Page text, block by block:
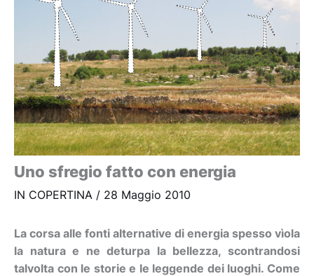
Uno sfregio fatto con energia
IN COPERTINA / 28 Maggio 2010
La corsa alle fonti alternative di energia spesso vìola
la natura e ne deturpa la bellezza, scontrandosi
talvolta con le storie e le leggende dei luoghi. Come